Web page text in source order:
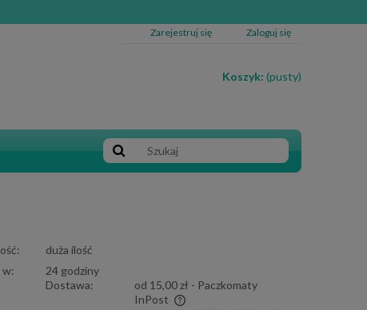
Zarejestruj się Zaloguj się
Koszyk: (pusty)
duża ilość
w:
24 godziny
Dostawa:
od 15,00 zł - Paczkomaty
InPost